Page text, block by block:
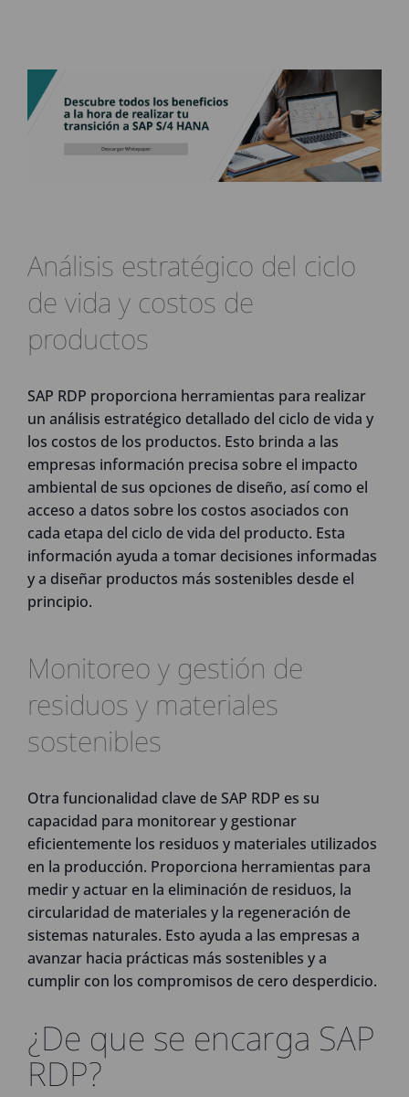
Análisis estratégico del ciclo
de vida y costos de
productos
SAP RDP proporciona herramientas para realizar
un análisis estratégico detallado del ciclo de vida y
los costos de los productos. Esto brinda a las
empresas información precisa sobre el impacto
ambiental de sus opciones de diseño, así como el
acceso a datos sobre los costos asociados con
cada etapa del ciclo de vida del producto. Esta
información ayuda a tomar decisiones informadas
y a diseñar productos más sostenibles desde el
principio.
Monitoreo y gestión de
residuos y materiales
sostenibles
Otra funcionalidad clave de SAP RDP es su
capacidad para monitorear y gestionar
eficientemente los residuos y materiales utilizados
en la producción. Proporciona herramientas para
medir y actuar en la eliminación de residuos, la
circularidad de materiales y la regeneración de
sistemas naturales. Esto ayuda a las empresas a
avanzar hacia prácticas más sostenibles y a
cumplir con los compromisos de cero desperdicio.
¿De que se encarga SAP
RDP?